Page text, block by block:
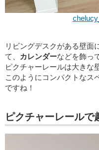
リビングデスクがある壁面
て、
カレンダーなどを飾っ
ピクチャーレールは大きな
このようにコンパクトなス
ですね！
ピクチャーレールで